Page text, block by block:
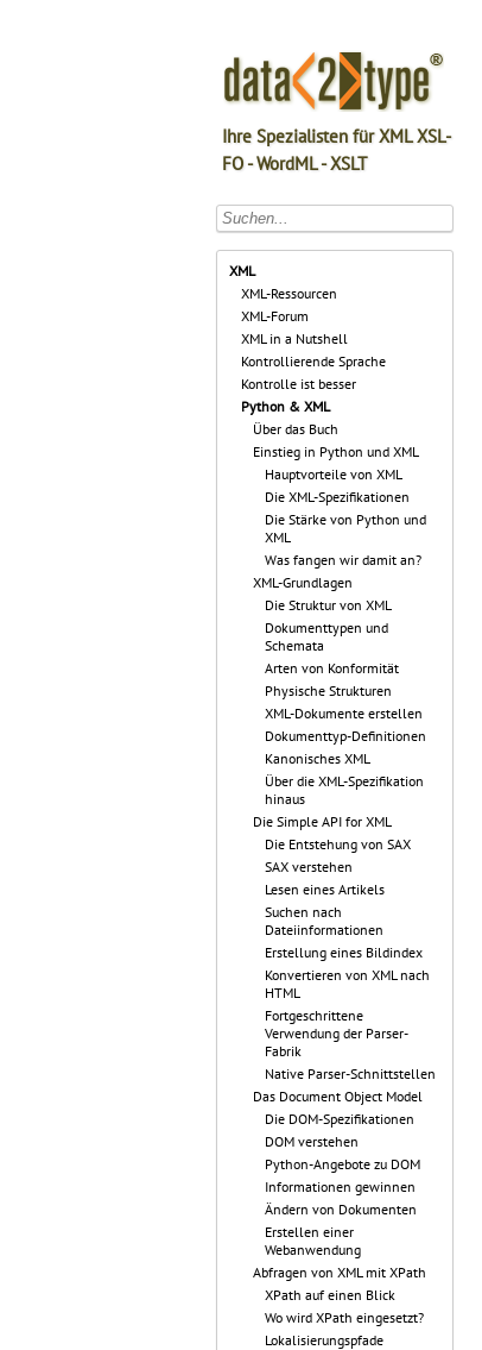
Ihre Spezialisten für XML XSL-
FO - WordML - XSLT
XML
XML-Ressourcen
XML-Forum
XML in a Nutshell
Kontrollierende Sprache
Kontrolle ist besser
Python & XML
Über das Buch
Einstieg in Python und XML
Hauptvorteile von XML
Die XML-Spezifikationen
Die Stärke von Python und
XML
Was fangen wir damit an?
XML-Grundlagen
Die Struktur von XML
Dokumenttypen und
Schemata
Arten von Konformität
Physische Strukturen
XML-Dokumente erstellen
Dokumenttyp-Definitionen
Kanonisches XML
Über die XML-Spezifikation
hinaus
Die Simple API for XML
Die Entstehung von SAX
SAX verstehen
Lesen eines Artikels
Suchen nach
Dateiinformationen
Erstellung eines Bildindex
Konvertieren von XML nach
HTML
Fortgeschrittene
Verwendung der Parser-
Fabrik
Native Parser-Schnittstellen
Das Document Object Model
Die DOM-Spezifikationen
DOM verstehen
Python-Angebote zu DOM
Informationen gewinnen
Ändern von Dokumenten
Erstellen einer
Webanwendung
Abfragen von XML mit XPath
XPath auf einen Blick
Wo wird XPath eingesetzt?
Lokalisierungspfade